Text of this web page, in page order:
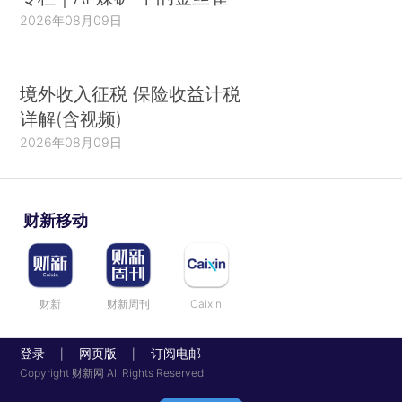
2026年08月09日
境外收入征税 保险收益计税
详解(含视频)
2026年08月09日
财新移动
财新 财新周刊 Caixin
登录 网页版 订阅电邮
Copyright 财新网 All Rights Reserved